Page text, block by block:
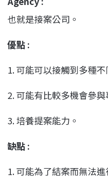
也就是接案公司。
優點 :
1. 可能可以接觸到多種
2. 可能有比較多機會參
3. 培養提案能力。
缺點 :
1. 可能為了結案而無法